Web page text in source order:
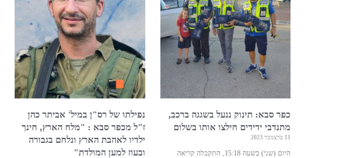
כפר סבא: תינוק ננעל בשגגה ברכב,
מתנדבי ידידים חילצו אותו בשלום
11 בדצמבר 2023
היום (שני) בשעה 15:18, התקבלה קריאה
נפילתו של רס"ן במיל' אביתר כהן
ז"ל מכפר סבא : "מלח הארץ, חינך
ילדיו לאהבת הארץ ונלחם בגבורה
ובעוז למען המולדת"